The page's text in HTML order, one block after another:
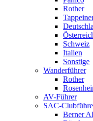
Rother
Schweiz
Italien
Sonstige
Wanderführer
Rother
AV-Führer
SAC-
Berner